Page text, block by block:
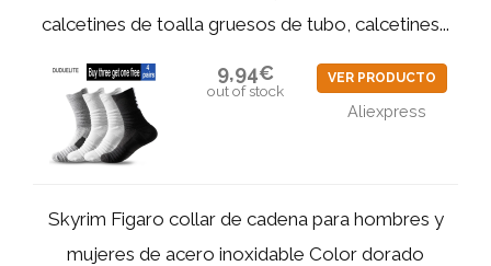
calcetines de toalla gruesos de tubo, calcetines...
9,94€
out of stock
VER PRODUCTO
Aliexpress
Skyrim Figaro collar de cadena para hombres y
mujeres de acero inoxidable Color dorado